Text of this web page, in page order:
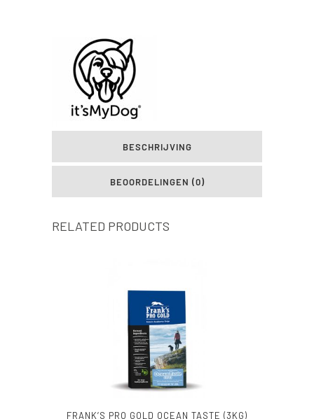
BESCHRIJVING
BEOORDELINGEN (0)
RELATED PRODUCTS
FRANK’S PRO GOLD OCEAN TASTE (3KG)